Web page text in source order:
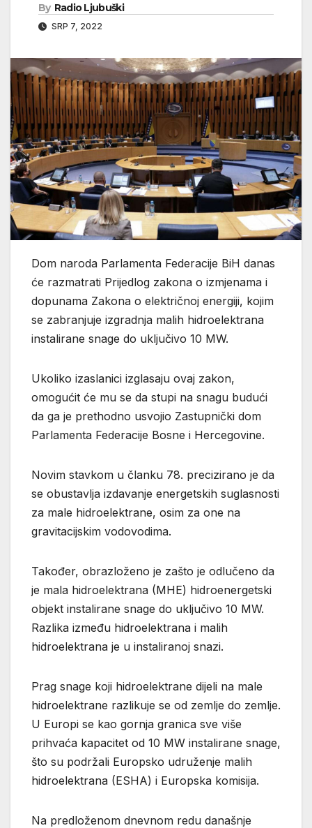
By Radio Ljubuški
SRP 7, 2022
Dom naroda Parlamenta Federacije BiH danas
će razmatrati Prijedlog zakona o izmjenama i
dopunama Zakona o električnoj energiji, kojim
se zabranjuje izgradnja malih hidroelektrana
instalirane snage do uključivo 10 MW.
Ukoliko izaslanici izglasaju ovaj zakon,
omogućit će mu se da stupi na snagu budući
da ga je prethodno usvojio Zastupnički dom
Parlamenta Federacije Bosne i Hercegovine.
Novim stavkom u članku 78. precizirano je da
se obustavlja izdavanje energetskih suglasnosti
za male hidroelektrane, osim za one na
gravitacijskim vodovodima.
Također, obrazloženo je zašto je odlučeno da
je mala hidroelektrana (MHE) hidroenergetski
objekt instalirane snage do uključivo 10 MW.
Razlika između hidroelektrana i malih
hidroelektrana je u instaliranoj snazi.
Prag snage koji hidroelektrane dijeli na male
hidroelektrane razlikuje se od zemlje do zemlje.
U Europi se kao gornja granica sve više
prihvaća kapacitet od 10 MW instalirane snage,
što su podržali Europsko udruženje malih
hidroelektrana (ESHA) i Europska komisija.
Na predloženom dnevnom redu današnje